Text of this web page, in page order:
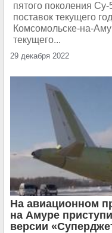
пятого поколения
поставок текущего
Комсомольске-на-
текущего...
29 декабря 2022
На авиационном
на Амуре
версии